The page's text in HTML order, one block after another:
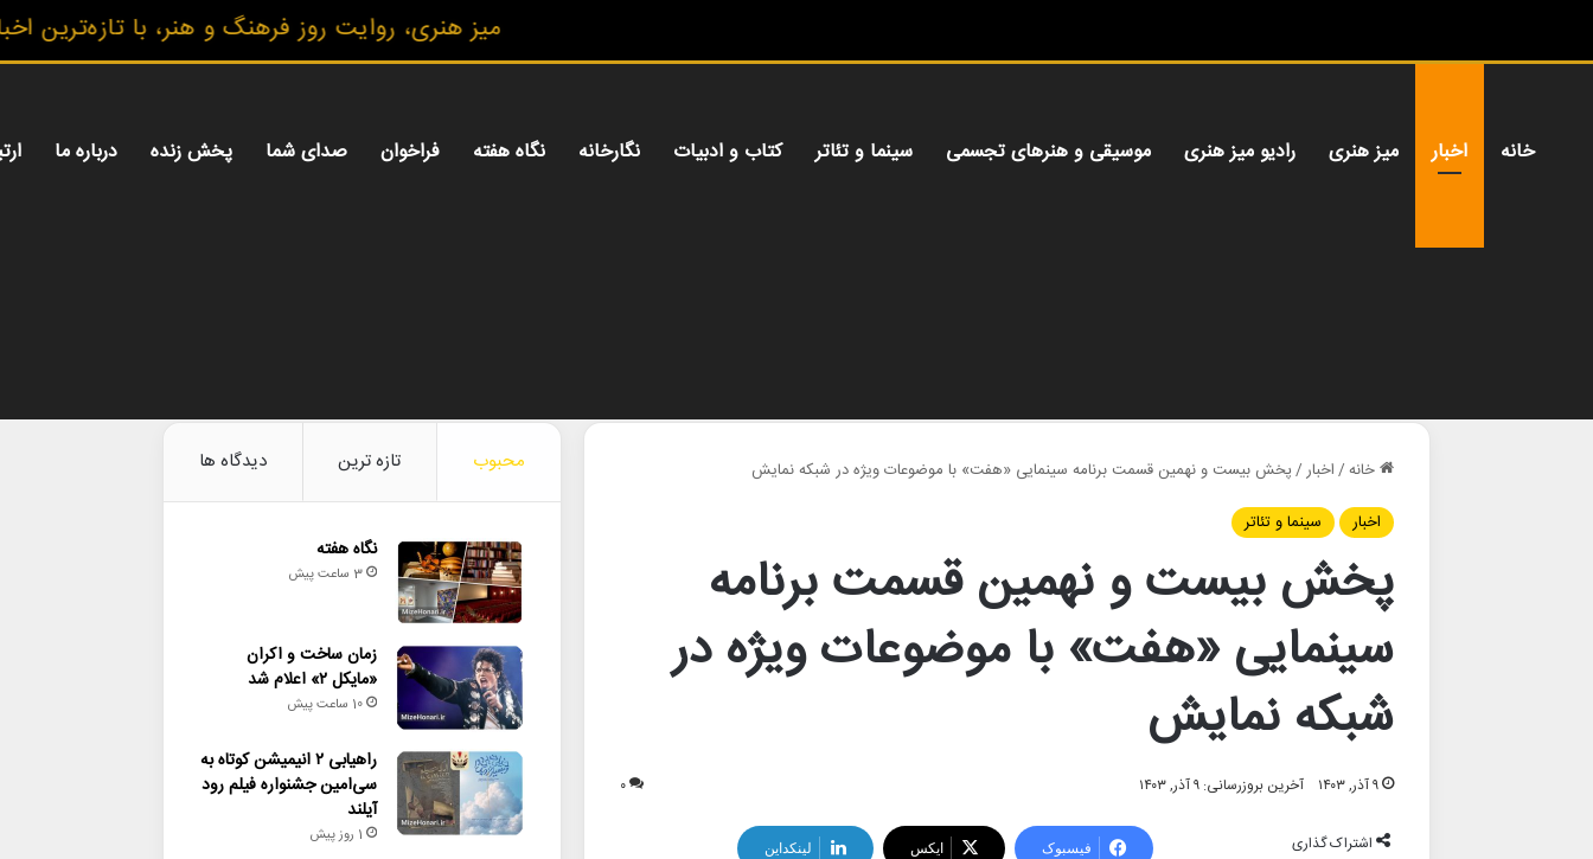
میز هنری، روایت روز فرهنگ و هنر، با تازه‌ترین اخبار،
خانه اخبار میز هنری رادیو میز هنری موسیقی و هنرهای تجسمی سینما و تئاتر کتاب و ادبیات نگارخانه نگاه هفته فراخوان صدای شما پخش زنده درباره ما
خانه/اخبار/پخش بیست و نهمین قسمت برنامه سینمایی «هفت» با موضوعات ویژه در شبکه نمایش
اخبار
سینما و تئاتر
پخش بیست و نهمین قسمت برنامه
سینمایی «هفت» با موضوعات ویژه در
شبکه نمایش
۹ آذر, ۱۴۰۳ آخرین بروزرسانی: ۹ آذر, ۱۴۰۳ ۰
اشتراک گذاری فیسبوک ایکس لینکداین
محبوب تازه ترین دیدگاه ها
نگاه هفته
3 ساعت پیش
زمان ساخت و اکران
«مایکل ۲» اعلام شد
10 ساعت پیش
راهیابی ۲ انیمیشن کوتاه به
سی‌امین جشنواره فیلم رود
آیلند
1 روز پیش